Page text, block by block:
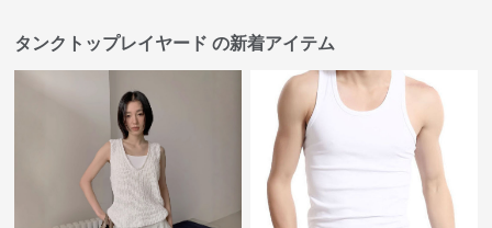
タンクトップレイヤード の新着アイテム